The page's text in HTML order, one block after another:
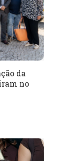
da
no